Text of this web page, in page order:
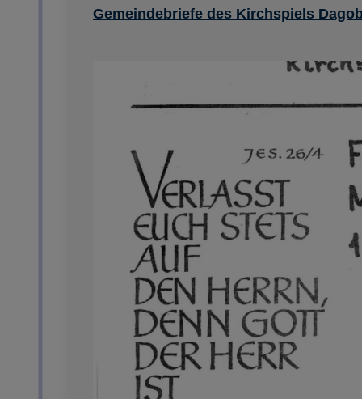
Gemeindebriefe des Kirchspiels